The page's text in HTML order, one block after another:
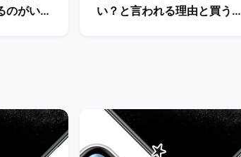
のがいい
い？と言われる理由と買う際